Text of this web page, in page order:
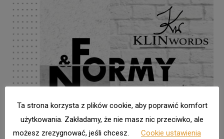
Ta strona korzysta z plików cookie, aby poprawić komfort
użytkowania. Zakładamy, że nie masz nic przeciwko, ale
możesz zrezygnować, jeśli chcesz.
Cookie ustawienia